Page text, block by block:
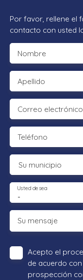
Por favor, rellene el
contacto con usted
Nombre
Apellido
Correo electrónico
Teléfono
Su municipio
-
Usted desea
Su mensaje
Acepto el
de acuerdo
prospección